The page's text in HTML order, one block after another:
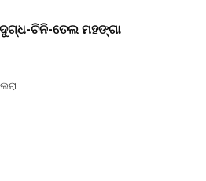
ଚିନି-ତେଲ ମହଙ୍ଗା